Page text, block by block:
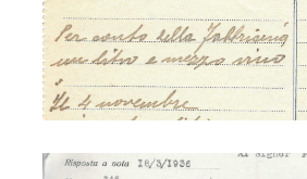
Municipio - targa assedio economico